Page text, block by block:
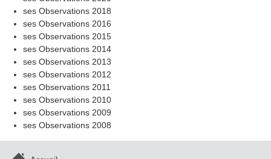
ses Observations 2018
ses Observations 2016
ses Observations 2015
ses Observations 2014
ses Observations 2013
ses Observations 2012
ses Observations 2011
ses Observations 2010
ses Observations 2009
ses Observations 2008